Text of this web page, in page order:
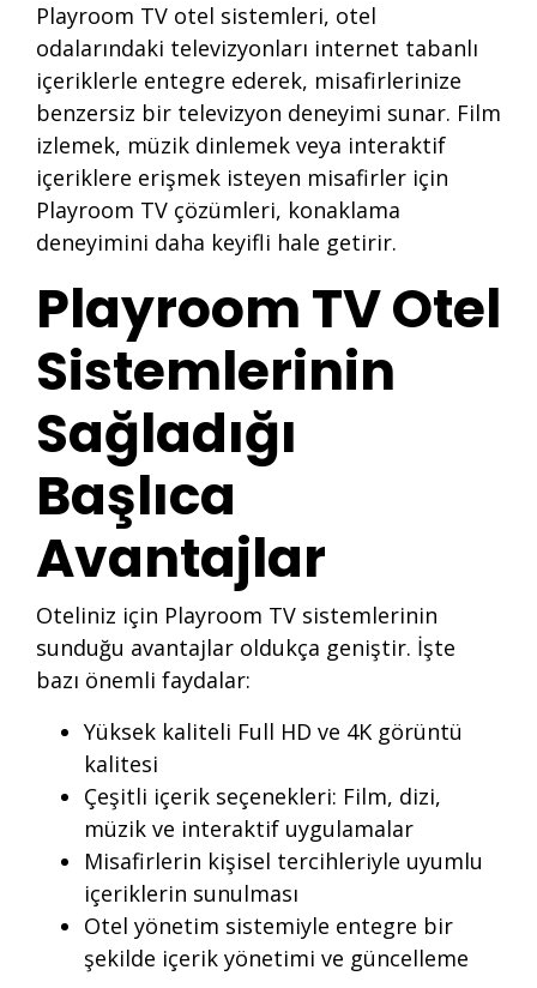
Playroom TV otel sistemleri, otel
odalarındaki televizyonları internet tabanlı
içeriklerle entegre ederek, misafirlerinize
benzersiz bir televizyon deneyimi sunar. Film
izlemek, müzik dinlemek veya interaktif
içeriklere erişmek isteyen misafirler için
Playroom TV çözümleri, konaklama
deneyimini daha keyifli hale getirir.
Playroom TV Otel
Sistemlerinin
Sağladığı
Başlıca
Avantajlar
Oteliniz için Playroom TV sistemlerinin
sunduğu avantajlar oldukça geniştir. İşte
bazı önemli faydalar:
Yüksek kaliteli Full HD ve 4K görüntü
kalitesi
Çeşitli içerik seçenekleri: Film, dizi,
müzik ve interaktif uygulamalar
Misafirlerin kişisel tercihleriyle uyumlu
içeriklerin sunulması
Otel yönetim sistemiyle entegre bir
şekilde içerik yönetimi ve güncelleme